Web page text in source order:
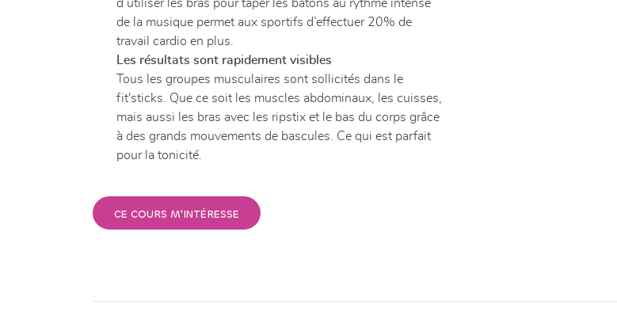
d’utiliser les bras pour taper les bâtons au rythme intense
de la musique permet aux sportifs d’effectuer 20% de
travail cardio en plus.
Les résultats sont rapidement visibles
Tous les groupes musculaires sont sollicités dans le
fit'sticks. Que ce soit les muscles abdominaux, les cuisses,
mais aussi les bras avec les ripstix et le bas du corps grâce
à des grands mouvements de bascules. Ce qui est parfait
pour la tonicité.
CE COURS M'INTÉRESSE